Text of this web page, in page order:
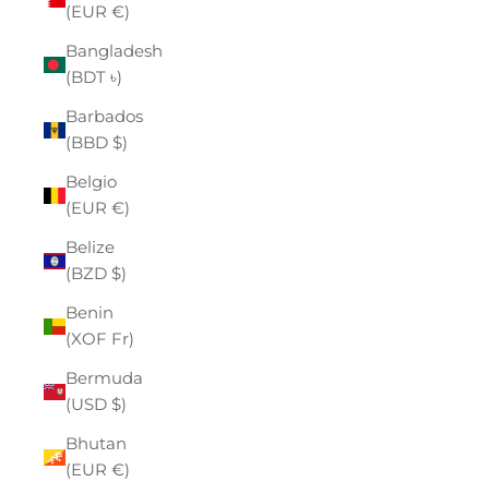
(EUR €)
Bangladesh
(BDT ৳)
Barbados
(BBD $)
Belgio
(EUR €)
Belize
(BZD $)
Benin
(XOF Fr)
Bermuda
(USD $)
Bhutan
(EUR €)